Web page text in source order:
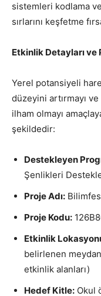
sistemleri kodlama
sırlarını keşfetme
Etkinlik Detayları ve
Yerel potansiyeli
düzeyini artırmayı
ilham olmayı
şekildedir:
Destekleyen
Şenlikleri
Proje Adı:
Proje Kodu:
Etkinlik
belirlenen
etkinlik alanları)
Hedef Kitle: Okul